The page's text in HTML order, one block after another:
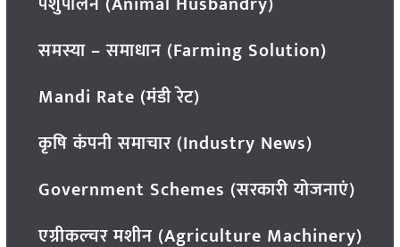
समस्या – समाधान (Farming Solution)
Mandi Rate (मंडी रेट)
कृषि कंपनी समाचार (Industry News)
Government Schemes (सरकारी योजनाएं)
एग्रीकल्चर मशीन (Agriculture Machinery)